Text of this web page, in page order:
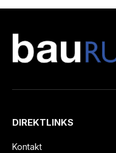
DIREKTLINKS
Kontakt